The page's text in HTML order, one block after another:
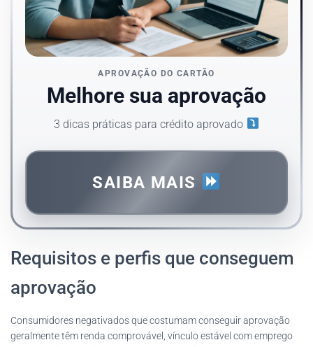
APROVAÇÃO DO CARTÃO
Melhore sua aprovação
3 dicas práticas para crédito aprovado
SAIBA MAIS
Requisitos e perfis que conseguem
aprovação
Consumidores negativados que costumam conseguir aprovação
geralmente têm renda comprovável, vínculo estável com emprego